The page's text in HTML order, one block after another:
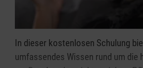
In dieser kostenlosen Schulung
umfassendes Wissen rund um die